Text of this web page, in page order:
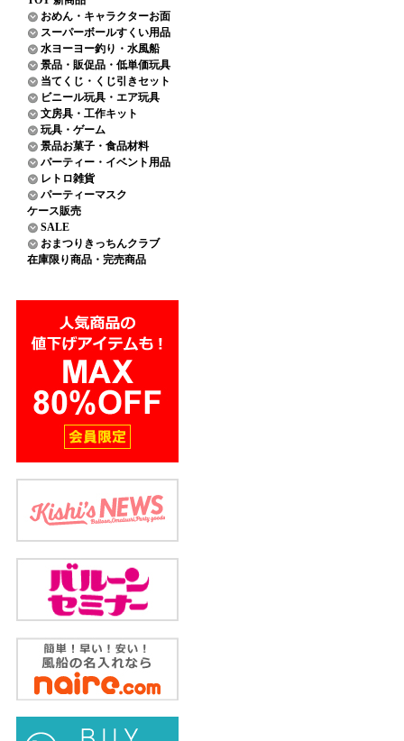
おめん・キャラクターお面
スーパーボールすくい用品
水ヨーヨー釣り・水風船
景品・販促品・低単価玩具
当てくじ・くじ引きセット
ビニール玩具・エア玩具
文房具・工作キット
玩具・ゲーム
景品お菓子・食品材料
パーティー・イベント用品
レトロ雑貨
パーティーマスク
ケース販売
SALE
おまつりきっちんクラブ
在庫限り商品・完売商品